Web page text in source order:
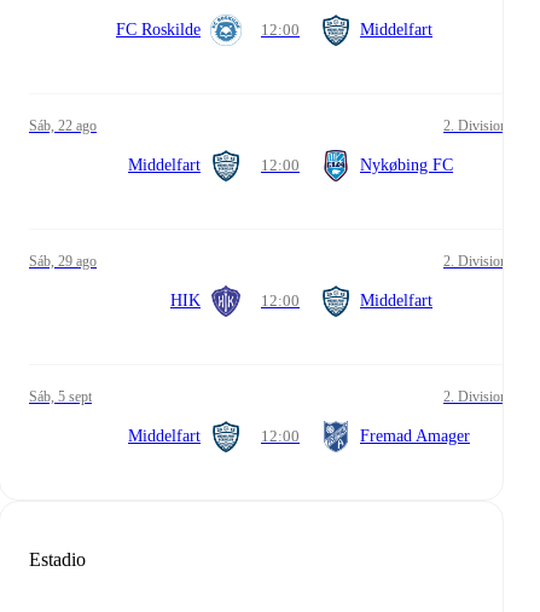
FC Roskilde 12:00 Middelfart
sáb, 22 ago 2. Division
Middelfart 12:00 Nykøbing FC
sáb, 29 ago 2. Division
HIK 12:00 Middelfart
sáb, 5 sept 2. Division
Middelfart 12:00 Fremad Amager
Estadio